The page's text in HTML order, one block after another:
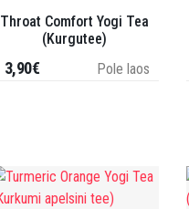
Throat Comfort Yogi Tea
(Kurgutee)
Pole laos
3,90€